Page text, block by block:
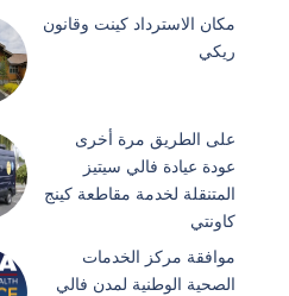
مكان الاسترداد كينت وقانون
ريكي
على الطريق مرة أخرى
عودة عيادة فالي سيتيز
المتنقلة لخدمة مقاطعة كينج
كاونتي
موافقة مركز الخدمات
الصحية الوطنية لمدن فالي